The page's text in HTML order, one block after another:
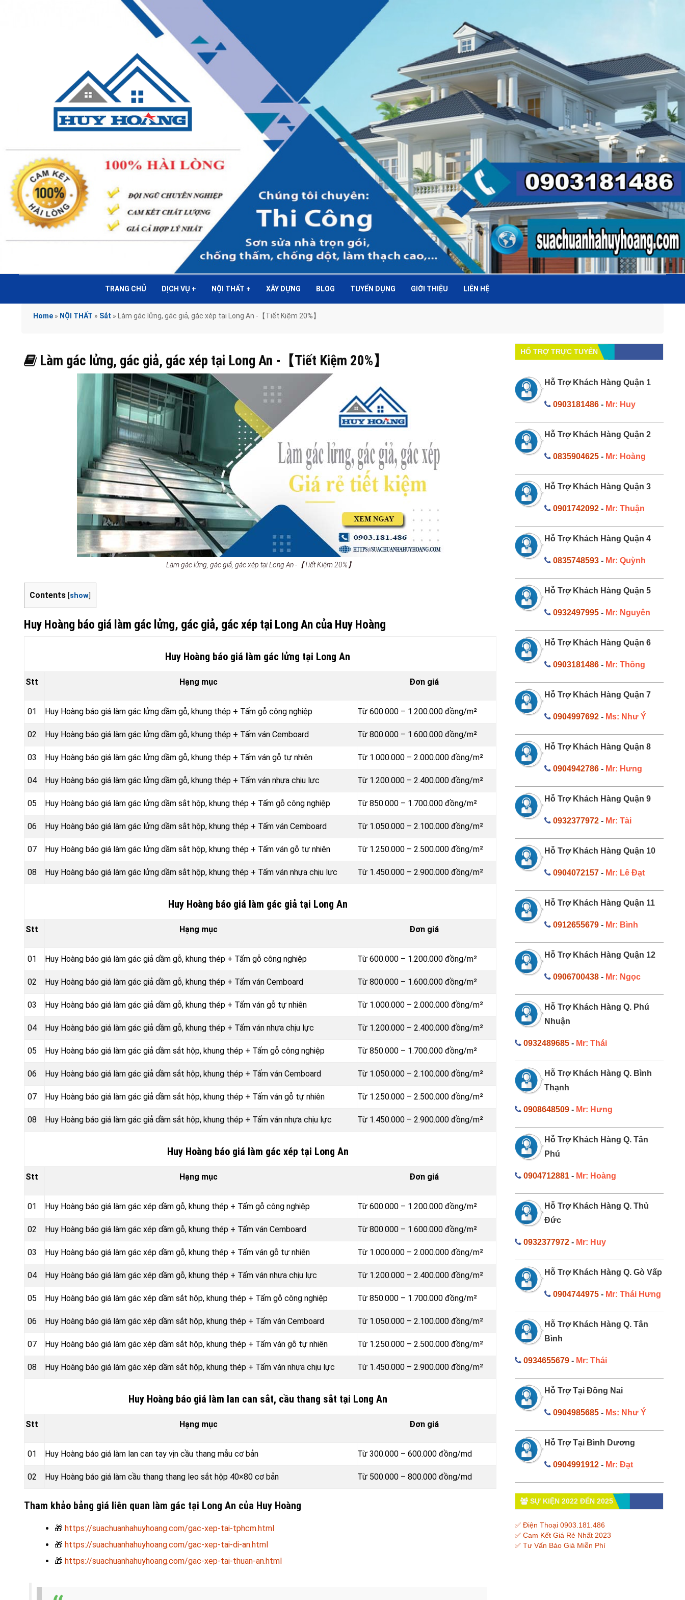
TRANG CHỦ DỊCH VỤ + NỘI THẤT + XÂY DỰNG BLOG TUYỂN DỤNG GIỚI THIỆU LIÊN HỆ
Home » NỘI THẤT » Sắt » Làm gác lửng, gác giả, gác xép tại Long An -【Tiết Kiệm 20%】
Làm gác lửng, gác giả, gác xép tại Long An -【Tiết Kiệm 20%】
Làm gác lửng, gác giả, gác xép tại Long An -【Tiết Kiệm 20%】
Contents [show]
Huy Hoàng báo giá làm gác lửng, gác giả, gác xép tại Long An của Huy Hoàng
Huy Hoàng báo giá làm gác lửng tại Long An
Stt Hạng mục Đơn giá
01 Huy Hoàng báo giá làm gác lửng dầm gỗ, khung thép + Tấm gỗ công nghiệp Từ 600.000 – 1.200.000 đồng/m²
02 Huy Hoàng báo giá làm gác lửng dầm gỗ, khung thép + Tấm ván Cemboard Từ 800.000 – 1.600.000 đồng/m²
03 Huy Hoàng báo giá làm gác lửng dầm gỗ, khung thép + Tấm ván gỗ tự nhiên Từ 1.000.000 – 2.000.000 đồng/m²
04 Huy Hoàng báo giá làm gác lửng dầm gỗ, khung thép + Tấm ván nhựa chịu lực Từ 1.200.000 – 2.400.000 đồng/m²
05 Huy Hoàng báo giá làm gác lửng dầm sắt hộp, khung thép + Tấm gỗ công nghiệp Từ 850.000 – 1.700.000 đồng/m²
06 Huy Hoàng báo giá làm gác lửng dầm sắt hộp, khung thép + Tấm ván Cemboard Từ 1.050.000 – 2.100.000 đồng/m²
07 Huy Hoàng báo giá làm gác lửng dầm sắt hộp, khung thép + Tấm ván gỗ tự nhiên Từ 1.250.000 – 2.500.000 đồng/m²
08 Huy Hoàng báo giá làm gác lửng dầm sắt hộp, khung thép + Tấm ván nhựa chịu lực Từ 1.450.000 – 2.900.000 đồng/m²
Huy Hoàng báo giá làm gác giả tại Long An
Stt Hạng mục Đơn giá
01 Huy Hoàng báo giá làm gác giả dầm gỗ, khung thép + Tấm gỗ công nghiệp Từ 600.000 – 1.200.000 đồng/m²
02 Huy Hoàng báo giá làm gác giả dầm gỗ, khung thép + Tấm ván Cemboard Từ 800.000 – 1.600.000 đồng/m²
03 Huy Hoàng báo giá làm gác giả dầm gỗ, khung thép + Tấm ván gỗ tự nhiên Từ 1.000.000 – 2.000.000 đồng/m²
04 Huy Hoàng báo giá làm gác giả dầm gỗ, khung thép + Tấm ván nhựa chịu lực Từ 1.200.000 – 2.400.000 đồng/m²
05 Huy Hoàng báo giá làm gác giả dầm sắt hộp, khung thép + Tấm gỗ công nghiệp Từ 850.000 – 1.700.000 đồng/m²
06 Huy Hoàng báo giá làm gác giả dầm sắt hộp, khung thép + Tấm ván Cemboard Từ 1.050.000 – 2.100.000 đồng/m²
07 Huy Hoàng báo giá làm gác giả dầm sắt hộp, khung thép + Tấm ván gỗ tự nhiên Từ 1.250.000 – 2.500.000 đồng/m²
08 Huy Hoàng báo giá làm gác giả dầm sắt hộp, khung thép + Tấm ván nhựa chịu lực Từ 1.450.000 – 2.900.000 đồng/m²
Huy Hoàng báo giá làm gác xép tại Long An
Stt Hạng mục Đơn giá
01 Huy Hoàng báo giá làm gác xép dầm gỗ, khung thép + Tấm gỗ công nghiệp Từ 600.000 – 1.200.000 đồng/m²
02 Huy Hoàng báo giá làm gác xép dầm gỗ, khung thép + Tấm ván Cemboard Từ 800.000 – 1.600.000 đồng/m²
03 Huy Hoàng báo giá làm gác xép dầm gỗ, khung thép + Tấm ván gỗ tự nhiên Từ 1.000.000 – 2.000.000 đồng/m²
04 Huy Hoàng báo giá làm gác xép dầm gỗ, khung thép + Tấm ván nhựa chịu lực Từ 1.200.000 – 2.400.000 đồng/m²
05 Huy Hoàng báo giá làm gác xép dầm sắt hộp, khung thép + Tấm gỗ công nghiệp Từ 850.000 – 1.700.000 đồng/m²
06 Huy Hoàng báo giá làm gác xép dầm sắt hộp, khung thép + Tấm ván Cemboard Từ 1.050.000 – 2.100.000 đồng/m²
07 Huy Hoàng báo giá làm gác xép dầm sắt hộp, khung thép + Tấm ván gỗ tự nhiên Từ 1.250.000 – 2.500.000 đồng/m²
08 Huy Hoàng báo giá làm gác xép dầm sắt hộp, khung thép + Tấm ván nhựa chịu lực Từ 1.450.000 – 2.900.000 đồng/m²
Huy Hoàng báo giá làm lan can sắt, cầu thang sắt tại Long An
Stt Hạng mục Đơn giá
01 Huy Hoàng báo giá làm lan can tay vịn cầu thang mẫu cơ bản Từ 300.000 – 600.000 đồng/md
02 Huy Hoàng báo giá làm cầu thang thang leo sắt hộp 40×80 cơ bản Từ 500.000 – 800.000 đồng/md
Tham khảo bảng giá liên quan làm gác tại Long An của Huy Hoàng
🎁 https://suachuanhahuyhoang.com/gac-xep-tai-tphcm.html
🎁 https://suachuanhahuyhoang.com/gac-xep-tai-di-an.html
🎁 https://suachuanhahuyhoang.com/gac-xep-tai-thuan-an.html
HỔ TRỢ TRỰC TUYẾN
Hỗ Trợ Khách Hàng Quận 1
0903181486 - Mr: Huy
Hỗ Trợ Khách Hàng Quận 2
0835904625 - Mr: Hoàng
Hỗ Trợ Khách Hàng Quận 3
0901742092 - Mr: Thuận
Hỗ Trợ Khách Hàng Quận 4
0835748593 - Mr: Quỳnh
Hỗ Trợ Khách Hàng Quận 5
0932497995 - Mr: Nguyên
Hỗ Trợ Khách Hàng Quận 6
0903181486 - Mr: Thông
Hỗ Trợ Khách Hàng Quận 7
0904997692 - Ms: Như Ý
Hỗ Trợ Khách Hàng Quận 8
0904942786 - Mr: Hưng
Hỗ Trợ Khách Hàng Quận 9
0932377972 - Mr: Tài
Hỗ Trợ Khách Hàng Quận 10
0904072157 - Mr: Lê Đạt
Hỗ Trợ Khách Hàng Quận 11
0912655679 - Mr: Bình
Hỗ Trợ Khách Hàng Quận 12
0906700438 - Mr: Ngọc
Hỗ Trợ Khách Hàng Q. Phú
Nhuận
0932489685- Mr: Thái
Hỗ Trợ Khách Hàng Q. Bình
Thạnh
0908648509- Mr: Hưng
Hỗ Trợ Khách Hàng Q. Tân
Phú
0904712881- Mr: Hoàng
Hỗ Trợ Khách Hàng Q. Thủ
Đức
0932377972- Mr: Huy
Hỗ Trợ Khách Hàng Q. Gò Vấp
0904744975 - Mr: Thái Hưng
Hỗ Trợ Khách Hàng Q. Tân
Bình
0934655679- Mr: Thái
Hỗ Trợ Tại Đồng Nai
0904985685 - Ms: Như Ý
Hỗ Trợ Tại Bình Dương
0904991912 - Mr: Đạt
SỰ KIỆN 2022 ĐẾN 2025
✅ Điện Thoại 0903.181.486
✅ Cam Kết Giá Rẻ Nhất 2023
✅ Tư Vấn Báo Giá Miễn Phí